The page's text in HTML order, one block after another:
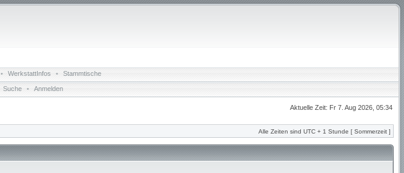
• WerkstattInfos • Stammtische
Suche • Anmelden
Aktuelle Zeit: Fr 7. Aug 2026, 05:34
Alle Zeiten sind UTC + 1 Stunde [ Sommerzeit ]